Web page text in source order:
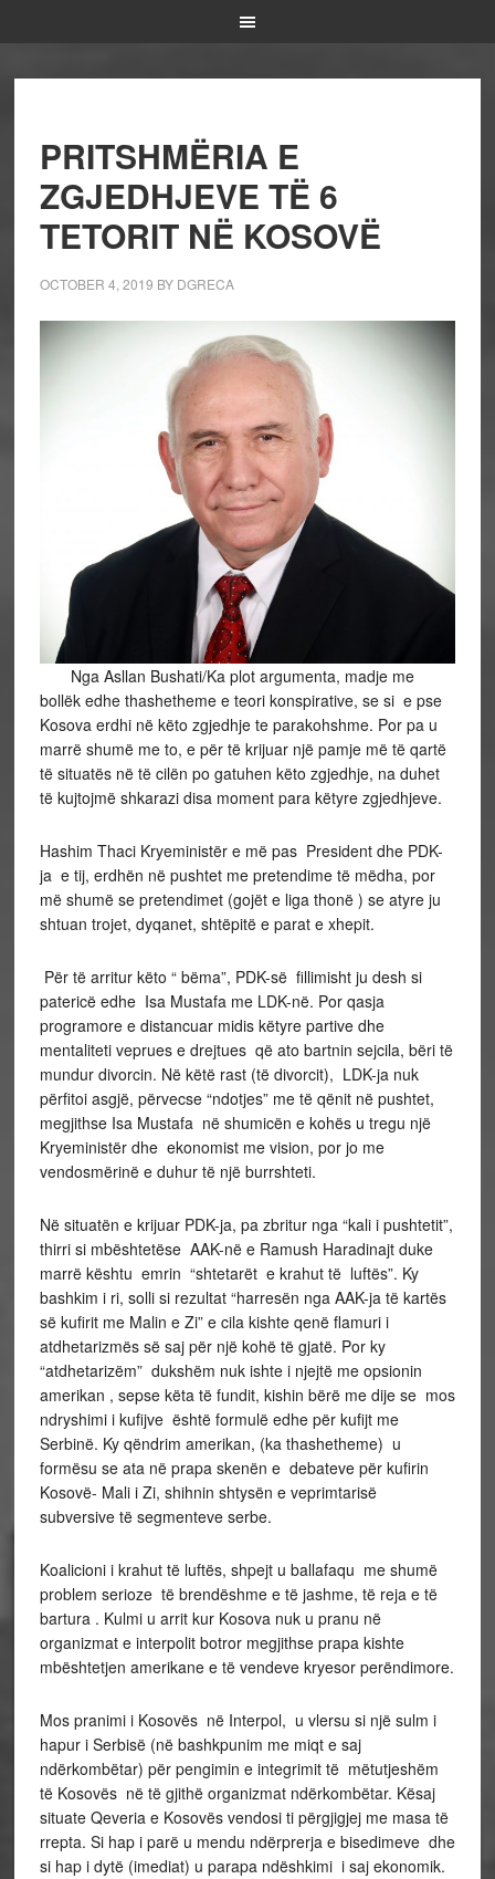
PRITSHMËRIA E
ZGJEDHJEVE TË 6
TETORIT NË KOSOVË
OCTOBER 4, 2019 BY DGRECA
Nga Asllan Bushati/Ka plot argumenta, madje me
bollëk edhe thashetheme e teori konspirative, se si e pse
Kosova erdhi në këto zgjedhje te parakohshme. Por pa u
marrë shumë me to, e për të krijuar një pamje më të qartë
të situatës në të cilën po gatuhen këto zgjedhje, na duhet
të kujtojmë shkarazi disa moment para këtyre zgjedhjeve.
Hashim Thaci Kryeministër e më pas President dhe PDK-
ja e tij, erdhën në pushtet me pretendime të mëdha, por
më shumë se pretendimet (gojët e liga thonë ) se atyre ju
shtuan trojet, dyqanet, shtëpitë e parat e xhepit.
Për të arritur këto “ bëma”, PDK-së fillimisht ju desh si
patericë edhe Isa Mustafa me LDK-në. Por qasja
programore e distancuar midis këtyre partive dhe
mentaliteti veprues e drejtues që ato bartnin sejcila, bëri të
mundur divorcin. Në këtë rast (të divorcit), LDK-ja nuk
përfitoi asgjë, përvecse “ndotjes” me të qënit në pushtet,
megjithse Isa Mustafa në shumicën e kohës u tregu një
Kryeministër dhe ekonomist me vision, por jo me
vendosmërinë e duhur të një burrshteti.
Në situatën e krijuar PDK-ja, pa zbritur nga “kali i pushtetit”,
thirri si mbështetëse AAK-në e Ramush Haradinajt duke
marrë kështu emrin “shtetarët e krahut të luftës”. Ky
bashkim i ri, solli si rezultat “harresën nga AAK-ja të kartës
së kufirit me Malin e Zi” e cila kishte qenë flamuri i
atdhetarizmës së saj për një kohë të gjatë. Por ky
“atdhetarizëm” dukshëm nuk ishte i njejtë me opsionin
amerikan , sepse këta të fundit, kishin bërë me dije se mos
ndryshimi i kufijve është formulë edhe për kufijt me
Serbinë. Ky qëndrim amerikan, (ka thashetheme) u
formësu se ata në prapa skenën e debateve për kufirin
Kosovë- Mali i Zi, shihnin shtysën e veprimtarisë
subversive të segmenteve serbe.
Koalicioni i krahut të luftës, shpejt u ballafaqu me shumë
problem serioze të brendëshme e të jashme, të reja e të
bartura . Kulmi u arrit kur Kosova nuk u pranu në
organizmat e interpolit botror megjithse prapa kishte
mbështetjen amerikane e të vendeve kryesor perëndimore.
Mos pranimi i Kosovës në Interpol, u vlersu si një sulm i
hapur i Serbisë (në bashkpunim me miqt e saj
ndërkombëtar) për pengimin e integrimit të mëtutjeshëm
të Kosovës në të gjithë organizmat ndërkombëtar. Kësaj
situate Qeveria e Kosovës vendosi ti përgjigjej me masa të
rrepta. Si hap i parë u mendu ndërprerja e bisedimeve dhe
si hap i dytë (imediat) u parapa ndëshkimi i saj ekonomik.